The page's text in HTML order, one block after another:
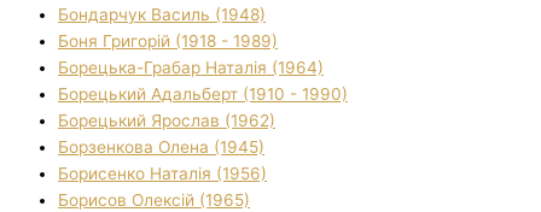
Бондарчук Василь (1948)
Боня Григорій (1918 - 1989)
Борецька-Грабар Наталія (1964)
Борецький Адальберт (1910 - 1990)
Борецький Ярослав (1962)
Борзенкова Олена (1945)
Борисенко Наталія (1956)
Борисов Олексій (1965)